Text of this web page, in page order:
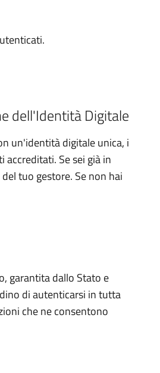
dell'Identità Digitale
un'identità digitale unica, i
Se sei già in
tuo gestore. Se non hai
garantita dallo Stato e
di autenticarsi in tutta
che ne consentono